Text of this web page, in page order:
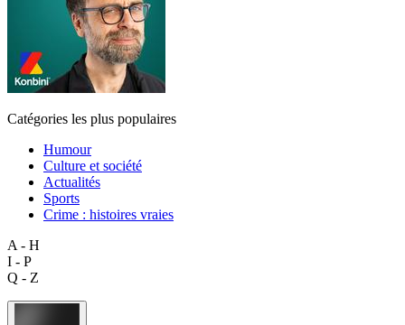
Catégories les plus populaires
Humour
Culture et société
Actualités
Sports
Crime : histoires vraies
A - H
I - P
Q - Z